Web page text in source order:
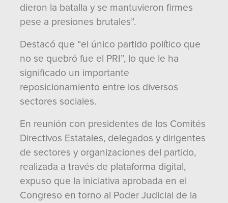
dieron la batalla y se mantuvieron firmes
pese a presiones brutales”.
Destacó que “el único partido político que
no se quebró fue el PRI”, lo que le ha
significado un importante
reposicionamiento entre los diversos
sectores sociales.
En reunión con presidentes de los Comités
Directivos Estatales, delegados y dirigentes
de sectores y organizaciones del partido,
realizada a través de plataforma digital,
expuso que la iniciativa aprobada en el
Congreso en torno al Poder Judicial de la